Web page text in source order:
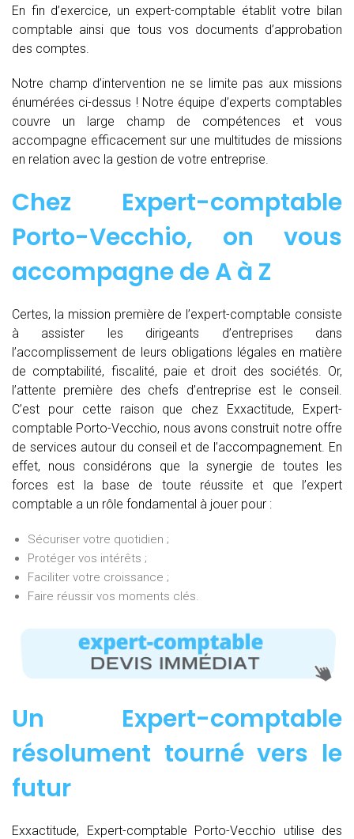
En fin d’exercice, un expert-comptable établit votre bilan
comptable ainsi que tous vos documents d’approbation
des comptes.
Notre champ d’intervention ne se limite pas aux missions
énumérées ci-dessus ! Notre équipe d’experts comptables
couvre un large champ de compétences et vous
accompagne efficacement sur une multitudes de missions
en relation avec la gestion de votre entreprise.
Chez Expert-comptable
Porto-Vecchio, on vous
accompagne deA à Z
Certes, la mission première de l’expert-comptable consiste
à assister les dirigeants d’entreprises dans
l’accomplissement de leurs obligations légales en matière
de comptabilité, fiscalité, paie et droit des sociétés. Or,
l’attente première des chefs d’entreprise est le conseil.
C’est pour cette raison que chez Exxactitude, Expert-
comptable Porto-Vecchio, nous avons construit notre offre
de services autour du conseil et de l’accompagnement. En
effet, nous considérons que la synergie de toutes les
forces est la base de toute réussite et que l’expert
comptable a un rôle fondamental à jouer pour :
Sécuriser votre quotidien ;
Protéger vos intérêts ;
Faciliter votre croissance ;
Faire réussir vos moments clés.
Un Expert-comptable
résolument tourné vers le
futur
Exxactitude, Expert-comptable Porto-Vecchio utilise des